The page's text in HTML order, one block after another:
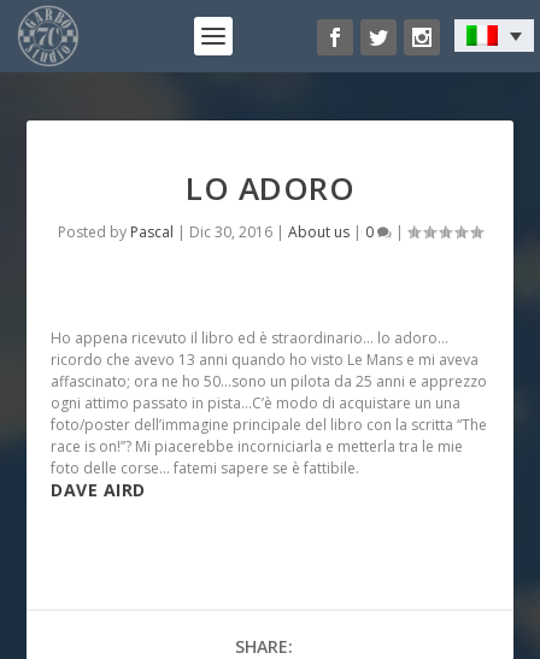
LO ADORO
Posted by Pascal | Dic 30, 2016 | About us | 0 |
Ho appena ricevuto il libro ed è straordinario… lo adoro…
ricordo che avevo 13 anni quando ho visto Le Mans e mi aveva
affascinato; ora ne ho 50…sono un pilota da 25 anni e apprezzo
ogni attimo passato in pista…C’è modo di acquistare un una
foto/poster dell’immagine principale del libro con la scritta “The
race is on!”? Mi piacerebbe incorniciarla e metterla tra le mie
foto delle corse… fatemi sapere se è fattibile.
DAVE AIRD
SHARE: